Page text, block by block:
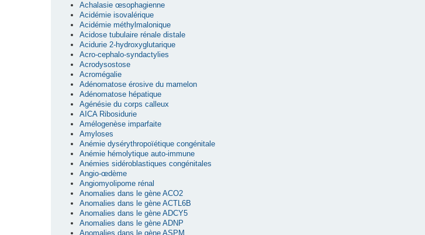
Achalasie œsophagienne
Acidémie isovalérique
Acidémie méthylmalonique
Acidose tubulaire rénale distale
Acidurie 2-hydroxyglutarique
Acro-cephalo-syndactylies
Acrodysostose
Acromégalie
Adénomatose érosive du mamelon
Adénomatose hépatique
Agénésie du corps calleux
AICA Ribosidurie
Amélogenèse imparfaite
Amyloses
Anémie dysérythropoïétique congénitale
Anémie hémolytique auto-immune
Anémies sidéroblastiques congénitales
Angio-œdème
Angiomyolipome rénal
Anomalies dans le gène ACO2
Anomalies dans le gène ACTL6B
Anomalies dans le gène ADCY5
Anomalies dans le gène ADNP
Anomalies dans le gène ASPM